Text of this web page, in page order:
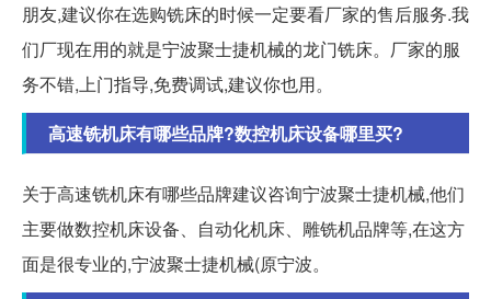
朋友,建议你在选购铣床的时候一定要看厂家的售后服务.我
们厂现在用的就是宁波聚士捷机械的龙门铣床。厂家的服
务不错,上门指导,免费调试,建议你也用。
高速铣机床有哪些品牌?数控机床设备哪里买?
关于高速铣机床有哪些品牌建议咨询宁波聚士捷机械,他们
主要做数控机床设备、自动化机床、雕铣机品牌等,在这方
面是很专业的,宁波聚士捷机械(原宁波。